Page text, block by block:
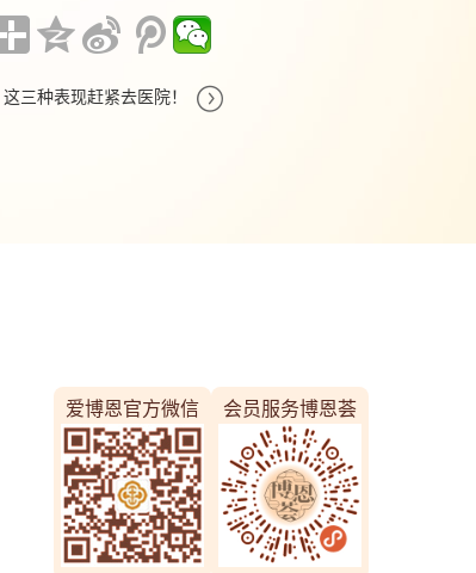
三种表现赶紧去医院！ 
爱博恩官方微信 会员服务博恩荟